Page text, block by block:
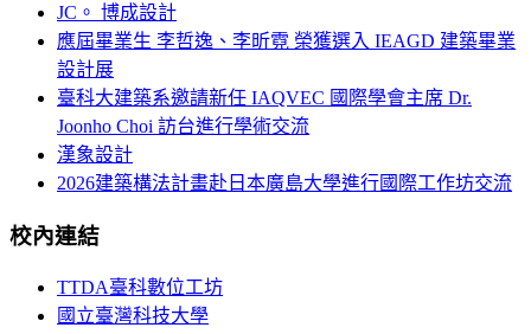
JC。 博成設計
應屆畢業生 李哲逸、李昕霓 榮獲選入 IEAGD 建築畢業
設計展
臺科大建築系邀請新任 IAQVEC 國際學會主席 Dr.
Joonho Choi 訪台進行學術交流
漢象設計
2026建築構法計畫赴日本廣島大學進行國際工作坊交流
校內連結
TTDA臺科數位工坊
國立臺灣科技大學